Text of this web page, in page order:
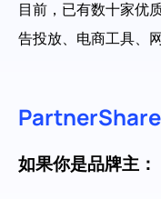
SEO & SERP
免费工具
推广返现
目前，已有数十家优
告投放、电商工具、
如果你是品牌主：